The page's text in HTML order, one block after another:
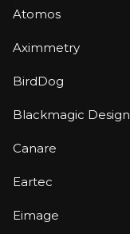
Atomos
Aximmetry
BirdDog
Blackmagic Design
Canare
Eartec
Eimage